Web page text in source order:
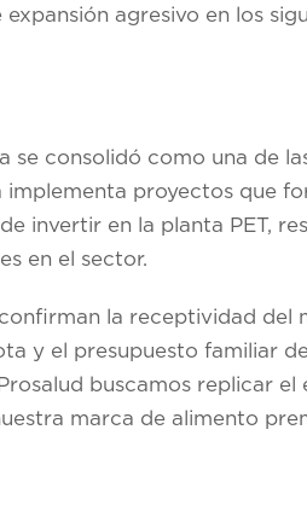
agresivo en los
se consolidó como una de
proyectos que
invertir en la planta PET,
en el sector.
la receptividad del
y el presupuesto familiar
buscamos replicar el
marca de alimento